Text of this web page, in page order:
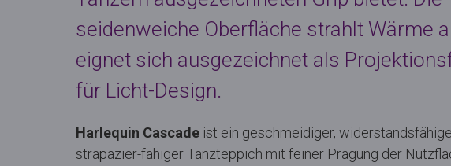
seidenweiche Oberfläche strahlt Wärme
eignet sich ausgezeichnet als
für Licht-Design.
Harlequin Cascade ist ein geschmeidiger,
strapazier-fähiger Tanzteppich mit feiner Prägung der